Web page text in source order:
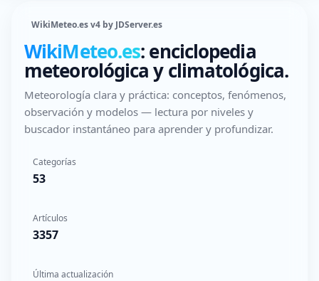
WikiMeteo.es v4 by JDServer.es
WikiMeteo.es: enciclopedia
meteorológica y climatológica.
Meteorología clara y práctica: conceptos, fenómenos,
observación y modelos — lectura por niveles y
buscador instantáneo para aprender y profundizar.
Categorías
53
Artículos
3357
Última actualización